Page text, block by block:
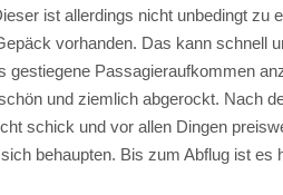
ist allerdings nicht unbedingt zu
vorhanden. Das kann schnell
gestiegene Passagieraufkommen
und ziemlich abgerockt. Nach
schick und vor allen Dingen
behaupten. Bis zum Abflug ist